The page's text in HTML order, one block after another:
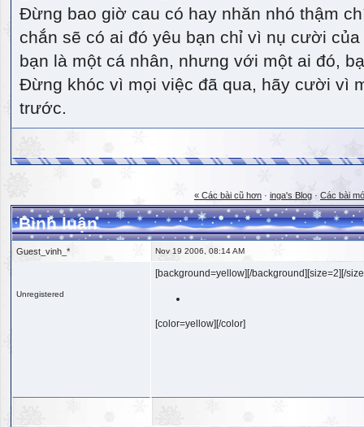
Đừng bao giờ cau có hay nhăn nhó thậm
chắn sẽ có ai đó yêu bạn chỉ vì nụ cười
bạn là một cá nhân, nhưng với một ai đó,
Đừng khóc vì mọi việc đã qua, hãy cười vì
trước.
« Các bài cũ hơn · inga's Blog · Các bài
Bình luận
Guest_vinh_* Nov 19 2006, 08:14 AM
Unregistered
[background=yellow][/background][size=2][/
[color=yellow][/color]